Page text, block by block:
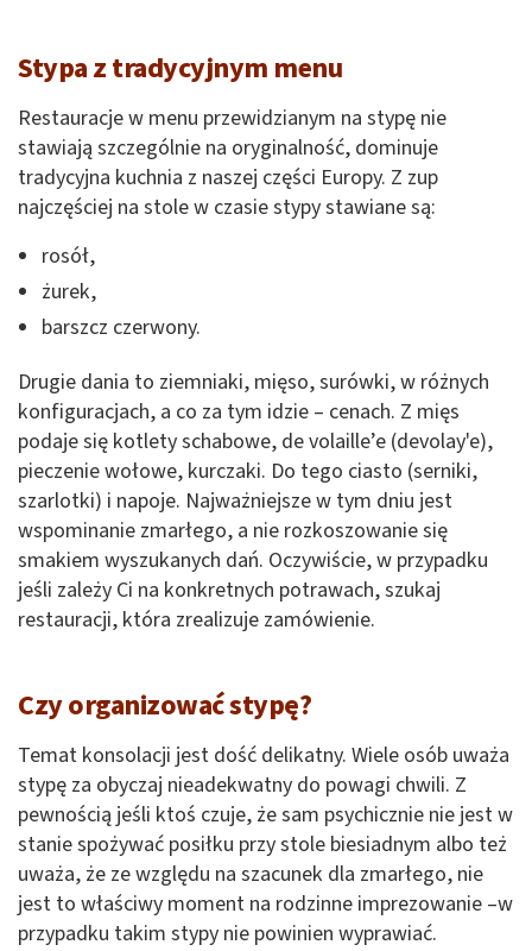
Stypa z tradycyjnym menu
Restauracje w menu przewidzianym na stypę nie
stawiają szczególnie na oryginalność, dominuje
tradycyjna kuchnia z naszej części Europy. Z zup
najczęściej na stole w czasie stypy stawiane są:
rosół,
żurek,
barszcz czerwony.
Drugie dania to ziemniaki, mięso, surówki, w różnych
konfiguracjach, a co za tym idzie – cenach. Z mięs
podaje się kotlety schabowe, de volaille’e (devolay'e),
pieczenie wołowe, kurczaki. Do tego ciasto (serniki,
szarlotki) i napoje. Najważniejsze w tym dniu jest
wspominanie zmarłego, a nie rozkoszowanie się
smakiem wyszukanych dań. Oczywiście, w przypadku
jeśli zależy Ci na konkretnych potrawach, szukaj
restauracji, która zrealizuje zamówienie.
Czy organizować stypę?
Temat konsolacji jest dość delikatny. Wiele osób uważa
stypę za obyczaj nieadekwatny do powagi chwili. Z
pewnością jeśli ktoś czuje, że sam psychicznie nie jest w
stanie spożywać posiłku przy stole biesiadnym albo też
uważa, że ze względu na szacunek dla zmarłego, nie
jest to właściwy moment na rodzinne imprezowanie –w
przypadku takim stypy nie powinien wyprawiać.